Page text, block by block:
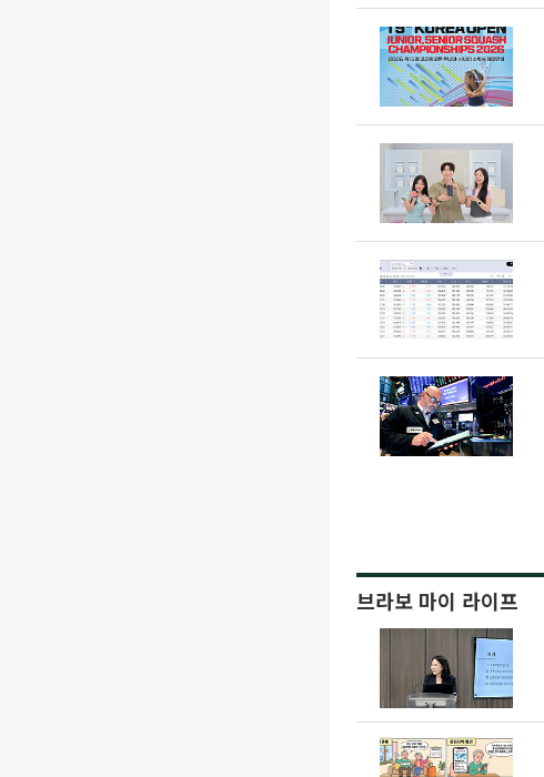
브라보 마이 라이프